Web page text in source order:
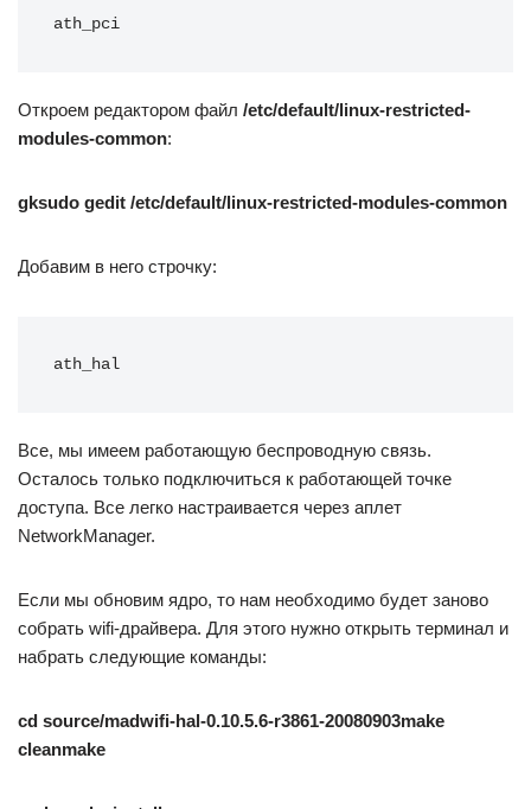
ath_pci
Откроем редактором файл /etc/default/linux-restricted-
modules-common:
gksudo gedit /etc/default/linux-restricted-modules-common
Добавим в него строчку:
ath_hal
Все, мы имеем работающую беспроводную связь.
Осталось только подключиться к работающей точке
доступа. Все легко настраивается через аплет
NetworkManager.
Если мы обновим ядро, то нам необходимо будет заново
собрать wifi-драйвера. Для этого нужно открыть терминал и
набрать следующие команды:
cd source/madwifi-hal-0.10.5.6-r3861-20080903make
cleanmake